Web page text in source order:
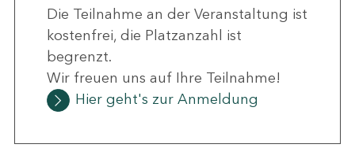
Die Teilnahme an der Veranstaltung ist
kostenfrei, die Platzanzahl ist
begrenzt.
Wir freuen uns auf Ihre Teilnahme!
Hier geht's zur Anmeldung